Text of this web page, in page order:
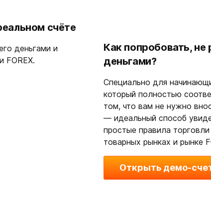
счёте
деньгами и
FOREX.
Как попробовать,
деньгами?
Специально для
который полностью
том, что вам не нужно
— идеальный способ
простые правила торговли
товарных рынках и рынке
Открыть демо-